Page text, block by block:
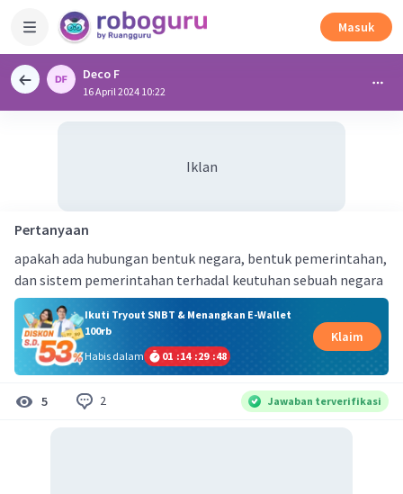
Masuk
Deco F
16 April 2024 10:22
Iklan
Pertanyaan
apakah ada hubungan bentuk negara, bentuk pemerintahan,
dan sistem pemerintahan terhadal keutuhan sebuah negara
Ikuti Tryout SNBT & Menangkan E-Wallet
100rb
Habis dalam
01 :14 :29 :48
Klaim
5 2 Jawaban terverifikasi